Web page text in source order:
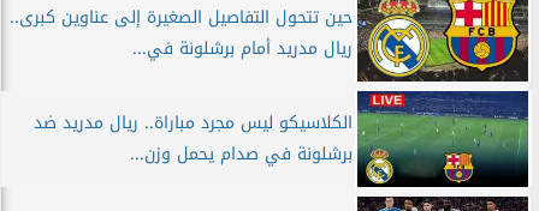
حين تتحول التفاصيل الصغيرة إلى عناوين كبرى..
ريال مدريد أمام برشلونة في...
الكلاسيكو ليس مجرد مباراة.. ريال مدريد ضد
برشلونة في صدام يحمل وزن...